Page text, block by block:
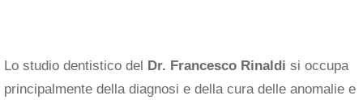
Lo studio dentistico del Dr. Francesco Rinaldi si occupa
principalmente della diagnosi e della cura delle anomalie e